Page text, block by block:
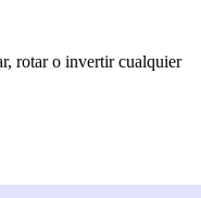
rotar o invertir cualquier